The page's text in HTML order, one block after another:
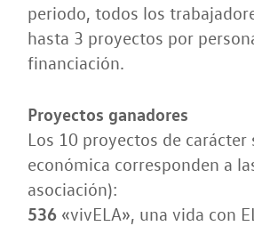
periodo, todos los
hasta 3 proyectos por
financiación.
Proyectos ganadores
Los 10 proyectos de
económica corresponden a
asociación):
536 «vivELA», una vida con